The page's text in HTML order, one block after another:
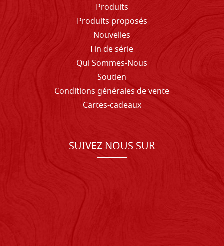
Produits
Produits proposés
Nouvelles
Fin de série
Qui Sommes-Nous
Soutien
Conditions générales de vente
Cartes-cadeaux
SUIVEZ NOUS SUR